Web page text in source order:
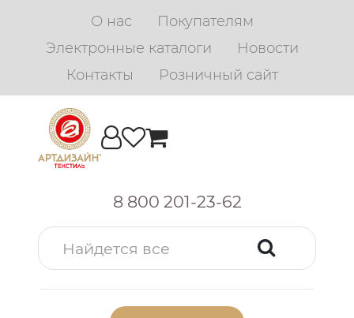
О нас
Покупателям
Электронные каталоги
Новости
Контакты
Розничный сайт
8 800 201-23-62